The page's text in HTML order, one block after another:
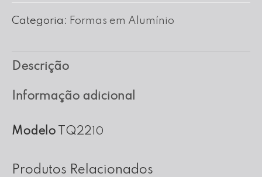
Forma
nº
22
10
Altura
Categoria: Formas em Alumínio
Descrição
Informação adicional
Modelo TQ22 10
Produtos Relacionados